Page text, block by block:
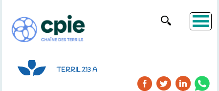
TERRIL 213 A